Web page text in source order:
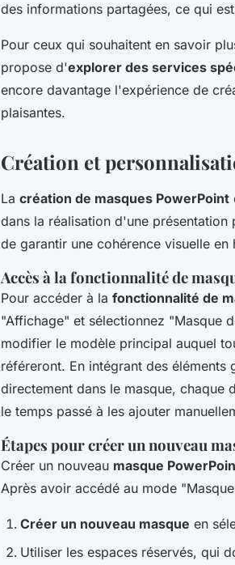
des informations partagées, ce qui
Pour ceux qui souhaitent en savoir
propose d'explorer des services
encore davantage l'expérience de
plaisantes.
Création et
La création de masques PowerPoint
dans la réalisation d'une
de garantir une cohérence visuelle
Accès à la fonctionnalité de
Pour accéder à la fonctionnalité de
"Affichage" et sélectionnez "Masque
modifier le modèle principal auquel
référeront. En intégrant des
directement dans le masque,
le temps passé à les ajouter
Étapes pour créer un nouveau
Créer un nouveau masque
Après avoir accédé au mode
Créer un nouveau masque en
Utiliser les espaces réservés, qui